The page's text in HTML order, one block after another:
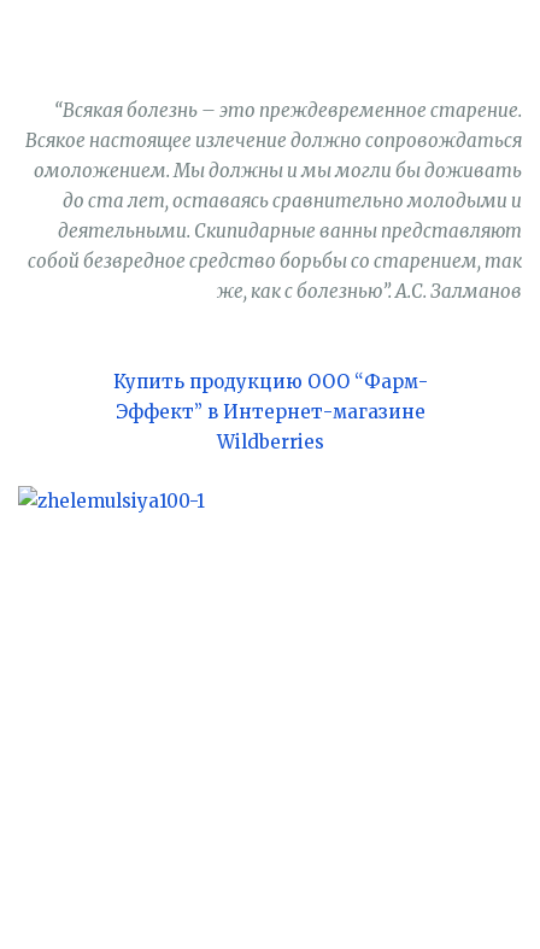
“Всякая болезнь – это преждевременное старение.
Всякое настоящее излечение должно сопровождаться
омоложением. Мы должны и мы могли бы доживать
до ста лет, оставаясь сравнительно молодыми и
деятельными. Скипидарные ванны представляют
собой безвредное средство борьбы со старением, так
же, как с болезнью”. А.С. Залманов
Купить продукцию ООО “Фарм-
Эффект” в Интернет-магазине
Wildberries